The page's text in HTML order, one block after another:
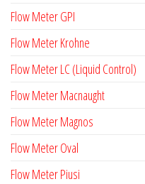
Flow Meter GPI
Flow Meter Krohne
Flow Meter LC (Liquid Control)
Flow Meter Macnaught
Flow Meter Magnos
Flow Meter Oval
Flow Meter Piusi